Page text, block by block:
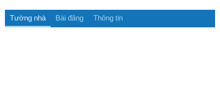
Tường nhà Bài đăng Thông tin